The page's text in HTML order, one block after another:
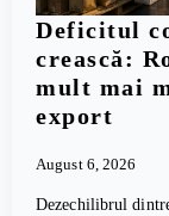
Deficitul
crească:
mult mai
export
August 6, 2026
Dezechilibrul